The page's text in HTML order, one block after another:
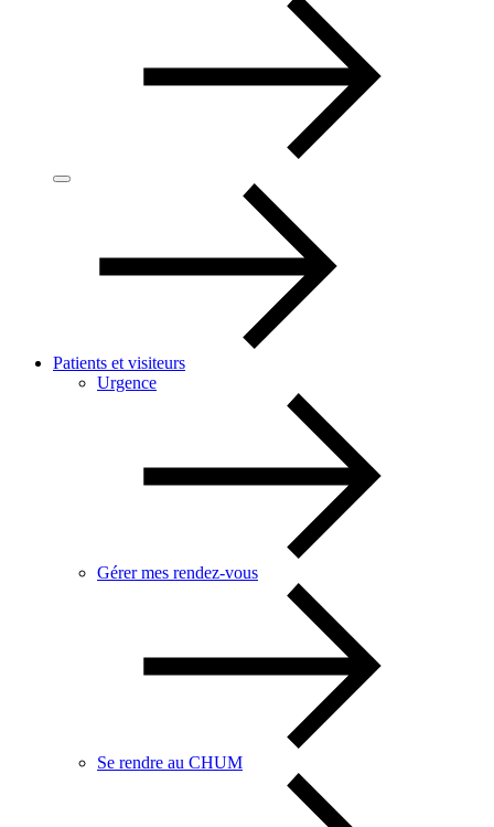
Patients et visiteurs
Urgence
Gérer mes rendez-vous
Se rendre au CHUM